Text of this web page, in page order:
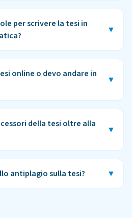
per scrivere la tesi in
▼
online o devo andare in
▼
della tesi oltre alla
▼
antiplagio sulla tesi? ▼